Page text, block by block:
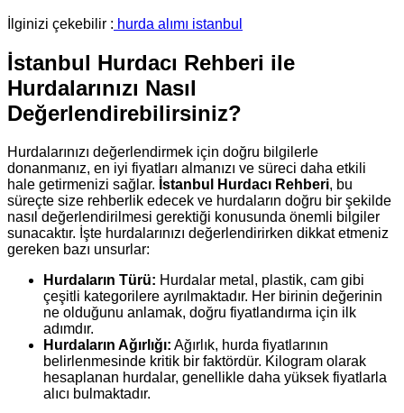
İlginizi çekebilir : hurda alımı istanbul
İstanbul Hurdacı Rehberi ile
Hurdalarınızı Nasıl
Değerlendirebilirsiniz?
Hurdalarınızı değerlendirmek için doğru bilgilerle
donanmanız, en iyi fiyatları almanızı ve süreci daha etkili
hale getirmenizi sağlar. İstanbul Hurdacı Rehberi, bu
süreçte size rehberlik edecek ve hurdaların doğru bir şekilde
nasıl değerlendirilmesi gerektiği konusunda önemli bilgiler
sunacaktır. İşte hurdalarınızı değerlendirirken dikkat etmeniz
gereken bazı unsurlar:
Hurdaların Türü: Hurdalar metal, plastik, cam gibi
çeşitli kategorilere ayrılmaktadır. Her birinin değerinin
ne olduğunu anlamak, doğru fiyatlandırma için ilk
adımdır.
Hurdaların Ağırlığı: Ağırlık, hurda fiyatlarının
belirlenmesinde kritik bir faktördür. Kilogram olarak
hesaplanan hurdalar, genellikle daha yüksek fiyatlarla
alıcı bulmaktadır.